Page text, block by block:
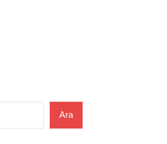
Ara